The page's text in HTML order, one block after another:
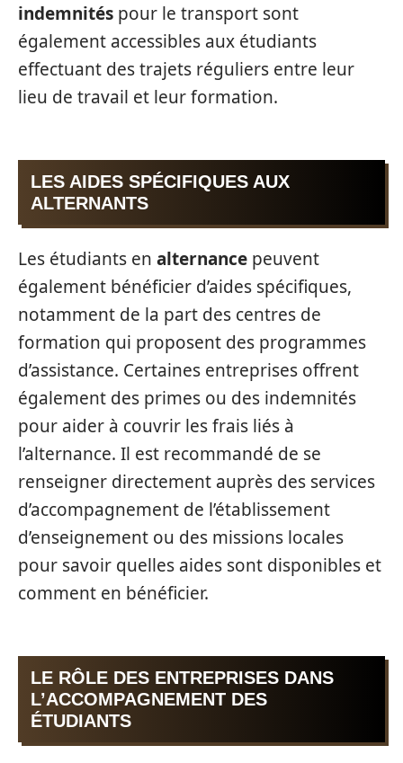
indemnités pour le transport sont
également accessibles aux étudiants
effectuant des trajets réguliers entre leur
lieu de travail et leur formation.
LES AIDES SPÉCIFIQUES AUX
ALTERNANTS
Les étudiants en alternance peuvent
également bénéficier d’aides spécifiques,
notamment de la part des centres de
formation qui proposent des programmes
d’assistance. Certaines entreprises offrent
également des primes ou des indemnités
pour aider à couvrir les frais liés à
l’alternance. Il est recommandé de se
renseigner directement auprès des services
d’accompagnement de l’établissement
d’enseignement ou des missions locales
pour savoir quelles aides sont disponibles et
comment en bénéficier.
LE RÔLE DES ENTREPRISES DANS
L’ACCOMPAGNEMENT DES
ÉTUDIANTS